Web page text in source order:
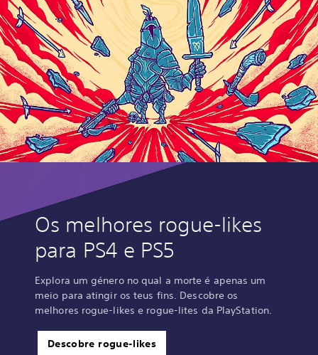
Os melhores rogue-likes
para PS4 e PS5
Explora um género no qual a morte é apenas um
meio para atingir os teus fins. Descobre os
melhores rogue-likes e rogue-lites da PlayStation.
Descobre rogue-likes